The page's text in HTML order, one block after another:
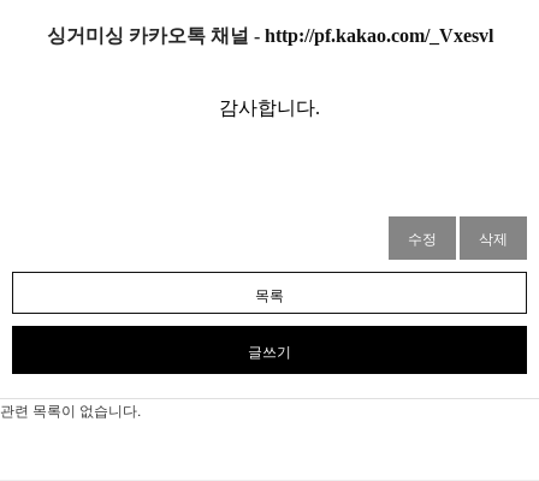
싱거미싱 카카오톡 채널 - http://pf.kakao.com/_Vxesvl
감사합니다.
수정 삭제
목록
글쓰기
관련 목록이 없습니다.